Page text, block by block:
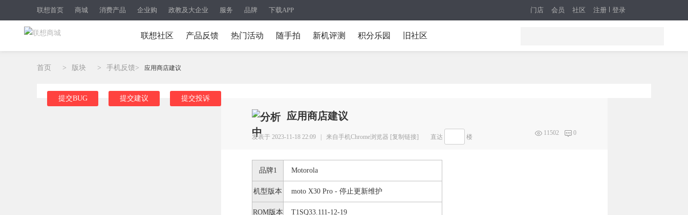
联想首页 商城 消费产品 企业购 政教及大企业 服务 品牌 下载APP 注册 登录
门店 会员 社区
联想社区 产品反馈 热门活动 随手拍 新机评测 积分乐园 旧社区
首页 > 版块 > 手机反馈> 应用商店建议
提交BUG 提交建议 提交投诉
应用商店建议
发表于 2023-11-18 22:09 | 来自手机Chrome浏览器 [复制链接] 直达 楼
11502 0
品牌1 Motorola
机型版本 moto X30 Pro - 停止更新维护
ROM版本 T1SQ33.111-12-19